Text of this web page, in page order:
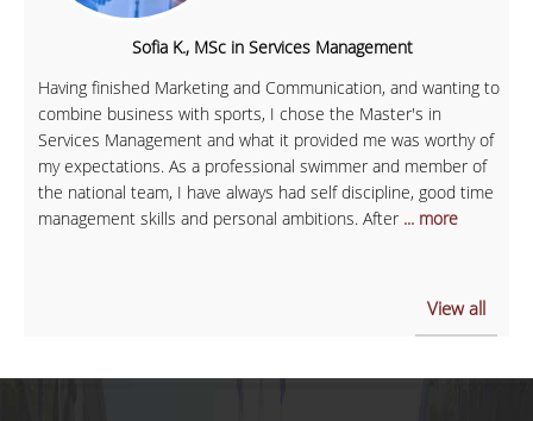
Sofia K., MSc in Services Management
Having finished Marketing and Communication, and wanting to
combine business with sports, I chose the Master's in
Services Management and what it provided me was worthy of
my expectations. As a professional swimmer and member of
the national team, I have always had self discipline, good time
management skills and personal ambitions. After ... more
View all